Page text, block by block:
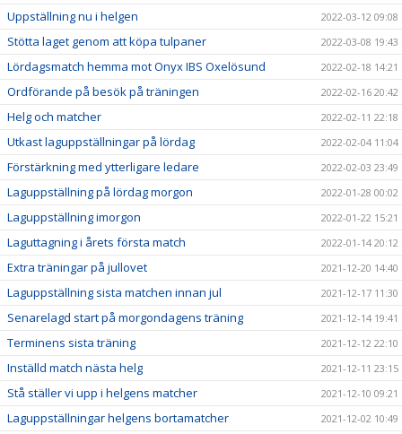
Uppställning nu i helgen 2022-03-12 09:08
Stötta laget genom att köpa tulpaner 2022-03-08 19:43
Lördagsmatch hemma mot Onyx IBS Oxelösund 2022-02-18 14:21
Ordförande på besök på träningen 2022-02-16 20:42
Helg och matcher 2022-02-11 22:18
Utkast laguppställningar på lördag 2022-02-04 11:04
Förstärkning med ytterligare ledare 2022-02-03 23:49
Laguppställning på lördag morgon 2022-01-28 00:02
Laguppställning imorgon 2022-01-22 15:21
Laguttagning i årets första match 2022-01-14 20:12
Extra träningar på jullovet 2021-12-20 14:40
Laguppställning sista matchen innan jul 2021-12-17 11:30
Senarelagd start på morgondagens träning 2021-12-14 19:41
Terminens sista träning 2021-12-12 22:10
Inställd match nästa helg 2021-12-11 23:15
Stå ställer vi upp i helgens matcher 2021-12-10 09:21
Laguppställningar helgens bortamatcher 2021-12-02 10:49